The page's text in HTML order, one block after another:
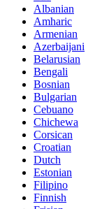
Albanian
Amharic
Armenian
Azerbaijani
Belarusian
Bengali
Bosnian
Bulgarian
Cebuano
Chichewa
Corsican
Croatian
Dutch
Estonian
Filipino
Finnish